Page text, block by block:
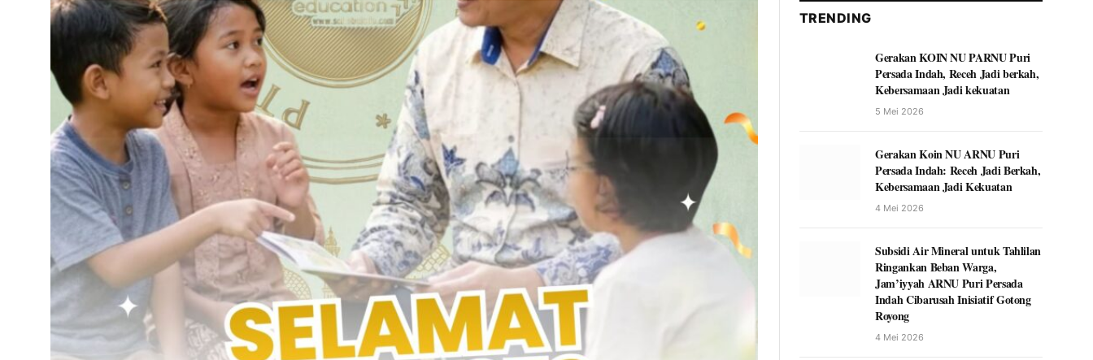
TRENDING
Gerakan KOIN NU PARNU Puri
Persada Indah, Receh Jadi berkah,
Kebersamaan Jadi kekuatan
5 Mei 2026
Gerakan Koin NU ARNU Puri
Persada Indah: Receh Jadi Berkah,
Kebersamaan Jadi Kekuatan
4 Mei 2026
Subsidi Air Mineral untuk Tahlilan
Ringankan Beban Warga,
Jam’iyyah ARNU Puri Persada
Indah Cibarusah Inisiatif Gotong
Royong
4 Mei 2026